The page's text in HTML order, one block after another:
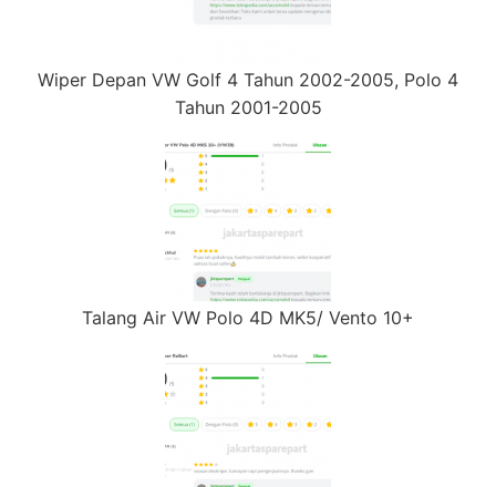
Wiper Depan VW Golf 4 Tahun 2002-2005, Polo 4
Tahun 2001-2005
Talang Air VW Polo 4D MK5/ Vento 10+